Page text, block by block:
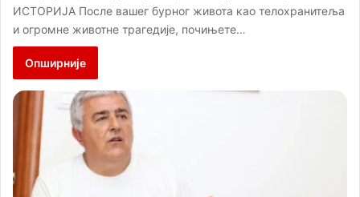
ИСТОРИЈА После вашег бурног живота као телохранитеља
и огромне животне трагедије, почињете…
Опширније